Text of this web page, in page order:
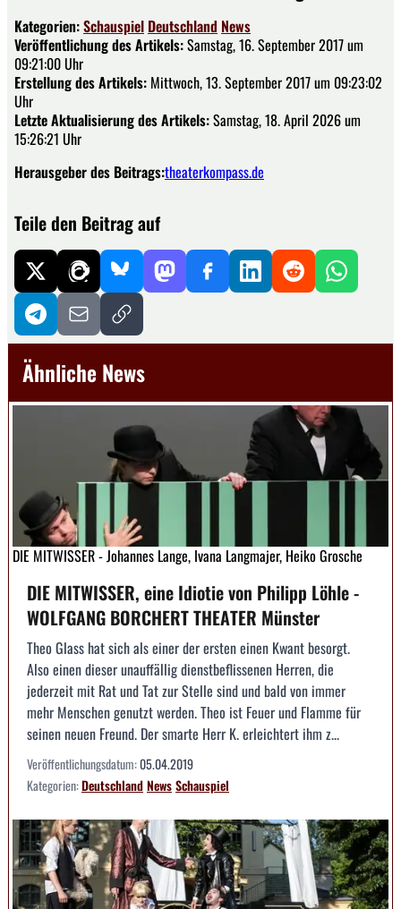
Kategorien:Schauspiel Deutschland News
Veröffentlichung des Artikels:Samstag, 16. September 2017 um
09:21:00 Uhr
Erstellung des Artikels: Mittwoch, 13. September 2017 um 09:23:02
Uhr
Letzte Aktualisierung des Artikels:Samstag, 18. April 2026 um
15:26:21 Uhr
Herausgeber des Beitrags:theaterkompass.de
Teile den Beitrag auf
Ähnliche News
DIE MITWISSER - Johannes Lange, Ivana Langmajer, Heiko Grosche
DIE MITWISSER, eine Idiotie von Philipp Löhle -
WOLFGANG BORCHERT THEATER Münster
Theo Glass hat sich als einer der ersten einen Kwant besorgt.
Also einen dieser unauffällig dienstbeflissenen Herren, die
jederzeit mit Rat und Tat zur Stelle sind und bald von immer
mehr Menschen genutzt werden. Theo ist Feuer und Flamme für
seinen neuen Freund. Der smarte Herr K. erleichtert ihm z...
Veröffentlichungsdatum:05.04.2019
Kategorien:DeutschlandNewsSchauspiel